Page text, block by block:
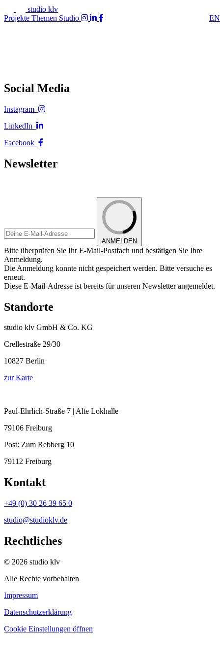
studio klv
Projekte Themen Studio EN
Social Media
Instagram
LinkedIn
Facebook
Newsletter
ANMELDEN
Bitte überprüfen Sie Ihr E-Mail-Postfach und bestätigen Sie Ihre
Anmeldung.
Die Anmeldung konnte nicht gespeichert werden. Bitte versuche es
erneut.
Diese E-Mail-Adresse ist bereits für unseren Newsletter angemeldet.
Standorte
studio klv GmbH & Co. KG
Crellestraße 29/30
10827 Berlin
zur Karte
Paul-Ehrlich-Straße 7 | Alte Lokhalle
79106 Freiburg
Post: Zum Rebberg 10
79112 Freiburg
Kontakt
+49 (0) 30 26 39 65 0
studio@studioklv.de
Rechtliches
© 2026 studio klv
Alle Rechte vorbehalten
Impressum
Datenschutzerklärung
Cookie Einstellungen öffnen